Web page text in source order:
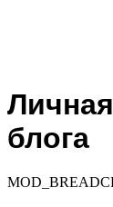
блога